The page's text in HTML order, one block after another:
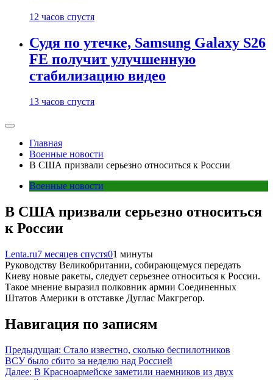
12 часов спустя
Судя по утечке, Samsung Galaxy S26
FE получит улучшенную
стабилизацию видео
13 часов спустя
Главная
Военные новости
В США призвали серьезно относиться к России
Военные новости
В США призвали серьезно относиться
к России
Lenta.ru7 месяцев спустя01 минуты
Руководству Великобритании, собирающемуся передать
Киеву новые ракеты, следует серьезнее относиться к России.
Такое мнение выразил полковник армии Соединенных
Штатов Америки в отставке Дуглас Макгрегор.
Навигация по записям
Предыдущая: Стало известно, сколько беспилотников
ВСУ было сбито за неделю над Россией
Далее: В Красноармейске заметили наемников из двух